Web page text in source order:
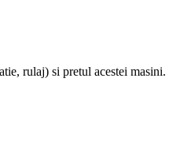
rulaj) si pretul acestei masini.